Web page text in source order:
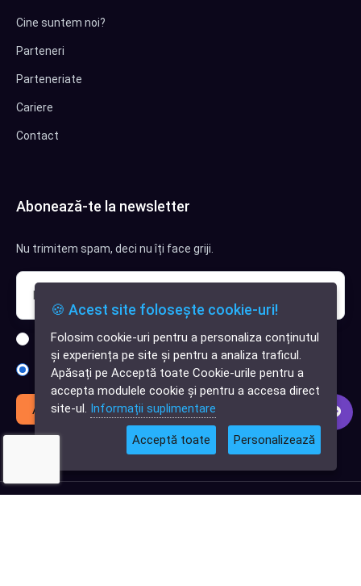
✕
Cauți o aplicație
software?
Cine suntem noi?
Parteneri
Parteneriate
Cariere
Contact
Abonează-te la newsletter
Nu trimitem spam, deci nu îți face griji.
Sunt interesat de clienți pentru compania mea IT
Sunt interesat de achiziții software
Abonează-te
🍪 Acest site folosește cookie-uri!
Folosim cookie-uri pentru a personaliza conținutul
și experiența pe site și pentru a analiza traficul.
Apăsați pe Acceptă toate Cookie-urile pentru a
accepta modulele cookie și pentru a accesa direct
site-ul. Informații suplimentare
Acceptă toate Personalizează